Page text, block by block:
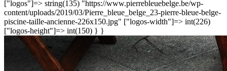
["logos"]=> string(135) "https://www.pierrebleuebelge.be/wp-
content/uploads/2019/03/Pierre_bleue_belge_23-pierre-bleue-belge-
piscine-taille-ancienne-226x150.jpg" ["logos-width"]=> int(226)
["logos-height"]=> int(150) } }